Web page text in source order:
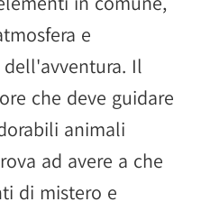
e
Il
che deve guidare
animali
ad avere a che
di mistero e